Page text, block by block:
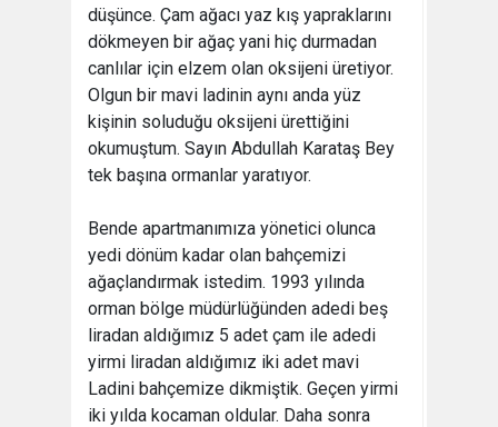
düşünce. Çam ağacı yaz kış yapraklarını
dökmeyen bir ağaç yani hiç durmadan
canlılar için elzem olan oksijeni üretiyor.
Olgun bir mavi ladinin aynı anda yüz
kişinin soluduğu oksijeni ürettiğini
okumuştum. Sayın Abdullah Karataş Bey
tek başına ormanlar yaratıyor.
Bende apartmanımıza yönetici olunca
yedi dönüm kadar olan bahçemizi
ağaçlandırmak istedim. 1993 yılında
orman bölge müdürlüğünden adedi beş
liradan aldığımız 5 adet çam ile adedi
yirmi liradan aldığımız iki adet mavi
Ladini bahçemize dikmiştik. Geçen yirmi
iki yılda kocaman oldular. Daha sonra